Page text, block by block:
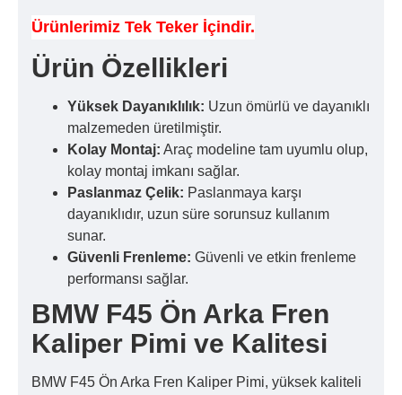
Ürünlerimiz Tek Teker İçindir.
Ürün Özellikleri
Yüksek Dayanıklılık: Uzun ömürlü ve dayanıklı
malzemeden üretilmiştir.
Kolay Montaj: Araç modeline tam uyumlu olup,
kolay montaj imkanı sağlar.
Paslanmaz Çelik: Paslanmaya karşı
dayanıklıdır, uzun süre sorunsuz kullanım
sunar.
Güvenli Frenleme: Güvenli ve etkin frenleme
performansı sağlar.
BMW F45 Ön Arka Fren
Kaliper Pimi ve Kalitesi
BMW F45 Ön Arka Fren Kaliper Pimi, yüksek kaliteli